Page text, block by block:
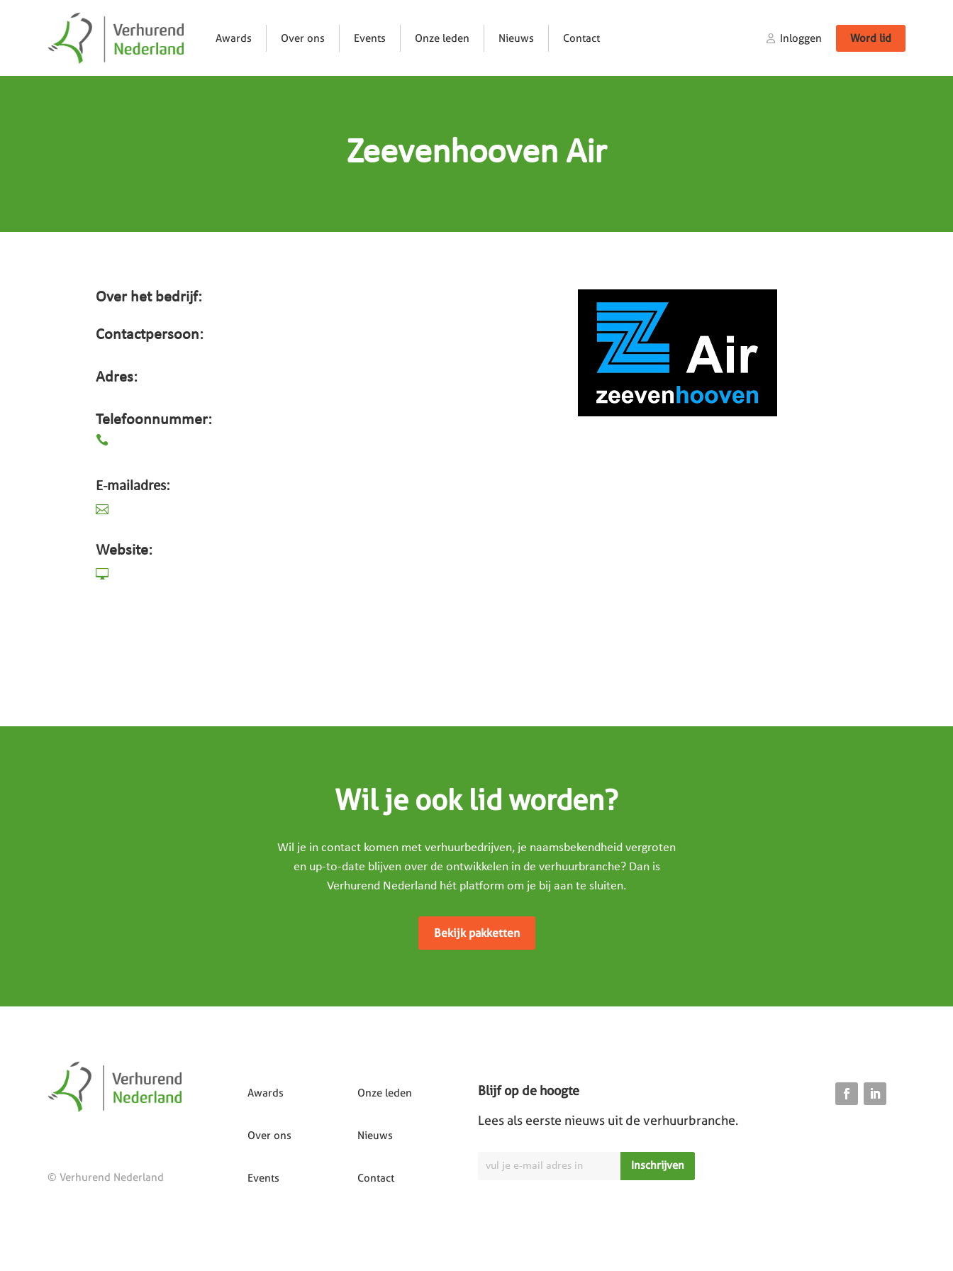
Awards Over ons Events Onze leden Nieuws Contact Inloggen Word lid
Zeevenhooven Air
Over het bedrijf:
Contactpersoon:
Adres:
Telefoonnummer:

E-mailadres:

Website:

Wil je ook lid worden?
Wil je in contact komen met verhuurbedrijven, je naamsbekendheid vergroten
en up-to-date blijven over de ontwikkelen in de verhuurbranche? Dan is
Verhurend Nederland hét platform om je bij aan te sluiten.
Bekijk pakketten
© Verhurend Nederland
Awards
Over ons
Events
Onze leden
Nieuws
Contact
Blijf op de hoogte
Lees als eerste nieuws uit de verhuurbranche.
Inschrijven